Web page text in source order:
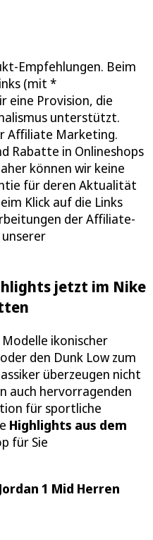
Empfehlungen. Beim
(mit *
eine Provision, die
unterstützt.
Affiliate Marketing.
Rabatte in Onlineshops
können wir keine
für deren Aktualität
Klick auf die Links
der Affiliate-
jetzt im Nike
ikonischer
den Dunk Low zum
überzeugen nicht
auch hervorragenden
für sportliche
Highlights aus dem
für Sie
1 Mid Herren